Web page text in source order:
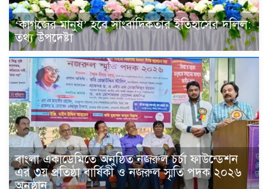
‘কাগজের মানুষ’ হবে সাংবাদিকতার ইতিহাসের দলিল:
তথ্য উপদেষ্টা
বাংলা একাডেমিতে অনুষ্ঠিত নজরুল চর্চা ফাউন্ডেশন
এর ৩য় প্রতিষ্ঠা বার্ষিকী ও নজরুল স্মৃতি পদক ২০২৬
অনুষ্ঠান